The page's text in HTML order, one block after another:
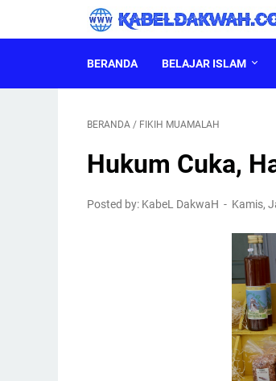
BERANDA BELAJAR ISLAM
BERANDA / FIKIH MUAMALAH
Hukum Cuka,
Posted by: KabeL DakwaH Kamis,